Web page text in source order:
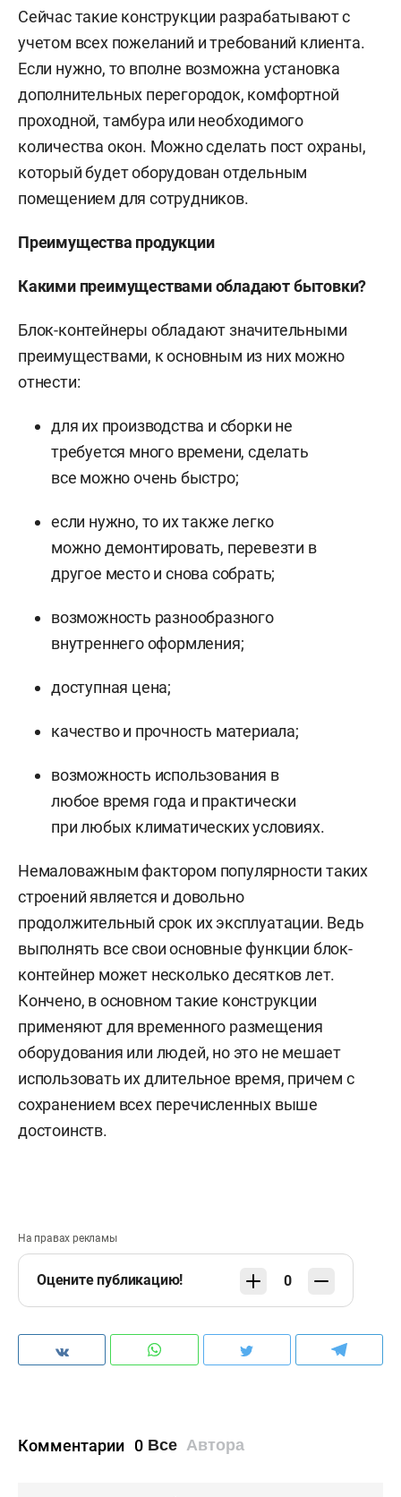
Сейчас такие конструкции разрабатывают с
учетом всех пожеланий и требований клиента.
Если нужно, то вполне возможна установка
дополнительных перегородок, комфортной
проходной, тамбура или необходимого
количества окон. Можно сделать пост охраны,
который будет оборудован отдельным
помещением для сотрудников.
Преимущества продукции
Какими преимуществами обладают бытовки?
Блок-контейнеры обладают значительными
преимуществами, к основным из них можно
отнести:
для их производства и сборки не
требуется много времени, сделать
все можно очень быстро;
если нужно, то их также легко
можно демонтировать, перевезти в
другое место и снова собрать;
возможность разнообразного
внутреннего оформления;
доступная цена;
качество и прочность материала;
возможность использования в
любое время года и практически
при любых климатических условиях.
Немаловажным фактором популярности таких
строений является и довольно
продолжительный срок их эксплуатации. Ведь
выполнять все свои основные функции блок-
контейнер может несколько десятков лет.
Кончено, в основном такие конструкции
применяют для временного размещения
оборудования или людей, но это не мешает
использовать их длительное время, причем с
сохранением всех перечисленных выше
достоинств.
На правах рекламы
Оцените публикацию! 0
Комментарии 0 Все Автора